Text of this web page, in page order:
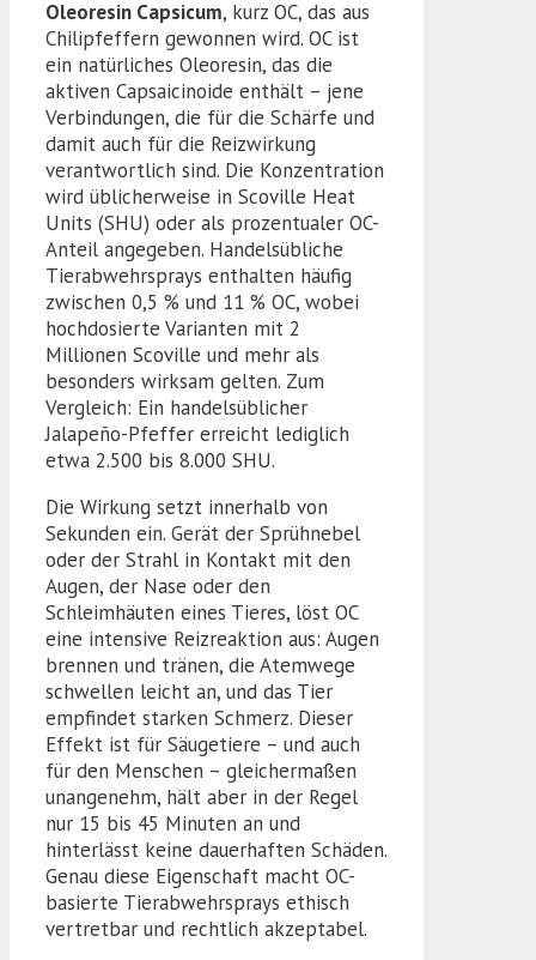
Oleoresin Capsicum, kurz OC, das aus
Chilipfeffern gewonnen wird. OC ist
ein natürliches Oleoresin, das die
aktiven Capsaicinoide enthält – jene
Verbindungen, die für die Schärfe und
damit auch für die Reizwirkung
verantwortlich sind. Die Konzentration
wird üblicherweise in Scoville Heat
Units (SHU) oder als prozentualer OC-
Anteil angegeben. Handelsübliche
Tierabwehrsprays enthalten häufig
zwischen 0,5 % und 11 % OC, wobei
hochdosierte Varianten mit 2
Millionen Scoville und mehr als
besonders wirksam gelten. Zum
Vergleich: Ein handelsüblicher
Jalapeño-Pfeffer erreicht lediglich
etwa 2.500 bis 8.000 SHU.
Die Wirkung setzt innerhalb von
Sekunden ein. Gerät der Sprühnebel
oder der Strahl in Kontakt mit den
Augen, der Nase oder den
Schleimhäuten eines Tieres, löst OC
eine intensive Reizreaktion aus: Augen
brennen und tränen, die Atemwege
schwellen leicht an, und das Tier
empfindet starken Schmerz. Dieser
Effekt ist für Säugetiere – und auch
für den Menschen – gleichermaßen
unangenehm, hält aber in der Regel
nur 15 bis 45 Minuten an und
hinterlässt keine dauerhaften Schäden.
Genau diese Eigenschaft macht OC-
basierte Tierabwehrsprays ethisch
vertretbar und rechtlich akzeptabel.